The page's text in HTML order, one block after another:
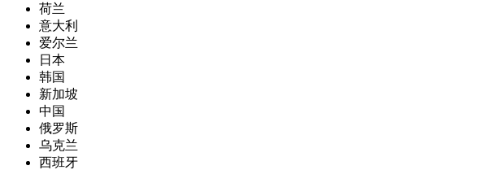
荷兰
意大利
爱尔兰
日本
韩国
新加坡
中国
俄罗斯
乌克兰
西班牙